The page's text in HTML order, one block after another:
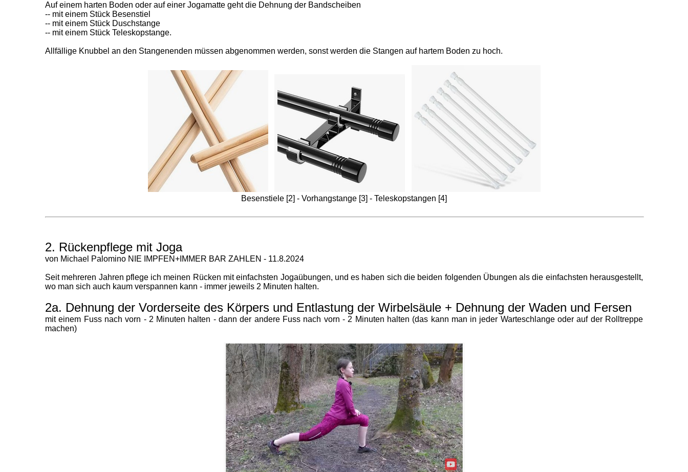
Auf einem harten Boden oder auf einer Jogamatte geht die Dehnung der Bandscheiben
-- mit einem Stück Besenstiel
-- mit einem Stück Duschstange
-- mit einem Stück Teleskopstange.
Allfällige Knubbel an den Stangenenden müssen abgenommen werden, sonst werden die Stangen auf hartem Boden zu hoch.
Besenstiele [2] - Vorhangstange [3] - Teleskopstangen [4]
2. Rückenpflege mit Joga
von Michael Palomino NIE IMPFEN+IMMER BAR ZAHLEN - 11.8.2024
Seit mehreren Jahren pflege ich meinen Rücken mit einfachsten Jogaübungen, und es haben sich die beiden folgenden Übungen als die einfachsten herausgestellt,
wo man sich auch kaum verspannen kann - immer jeweils 2 Minuten halten.
2a. Dehnung der Vorderseite des Körpers und Entlastung der Wirbelsäule + Dehnung der Waden und Fersen
mit einem Fuss nach vorn - 2 Minuten halten - dann der andere Fuss nach vorn - 2 Minuten halten (das kann man in jeder Warteschlange oder auf der Rolltreppe
machen)